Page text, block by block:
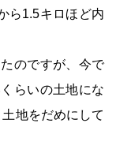
ら1.5キロほど内
のですが、今で
らいの土地にな
地をだめにして